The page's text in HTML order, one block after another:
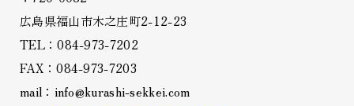
広島県福山市木之庄町2-12-23
TEL：084-973-7202
FAX：084-973-7203
mail：info@kurashi-sekkei.com